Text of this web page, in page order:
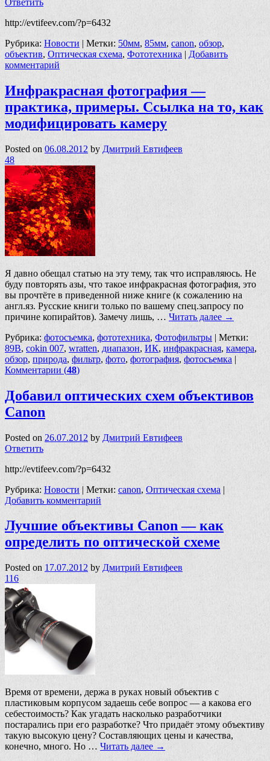
Ответить
http://evtifeev.com/?p=6432
Рубрика: Новости | Метки: 50мм, 85мм, canon, обзор,
объектив, Оптическая схема, Фототехника | Добавить
комментарий
Инфракрасная фотография —
практика, примеры. Ссылка на то, как
модифицировать камеру
Posted on 06.08.2012 by Дмитрий Евтифеев
48
Я давно обещал статью на эту тему, так что исправляюсь. Не
буду повторять азы, что такое инфракрасная фотография, это
вы прочтёте в приведенной ниже книге (к сожалению на
англ.яз. Русские книги только по вашему спец.запросу по
причине копирайтов). Замечу лишь, … Читать далее →
Рубрика: фотосъемка, фототехника, Фотофильтры | Метки:
89B, cokin 007, wratten, диапазон, ИК, инфракрасная, камера,
обзор, природа, фильтр, фото, фотография, фотосъемка |
Комментарии (48)
Добавил оптических схем объективов
Canon
Posted on 26.07.2012 by Дмитрий Евтифеев
Ответить
http://evtifeev.com/?p=6432
Рубрика: Новости | Метки: canon, Оптическая схема |
Добавить комментарий
Лучшие объективы Canon — как
определить по оптической схеме
Posted on 17.07.2012 by Дмитрий Евтифеев
116
Время от времени, держа в руках новый объектив с
пластиковым корпусом задаешь себе вопрос — а какова его
себестоимость? Как угадать насколько разработчики
постарались при его разработке? Что придаёт этому объективу
такую высокую цену? Составляющих цены и качества,
конечно, много. Но … Читать далее →